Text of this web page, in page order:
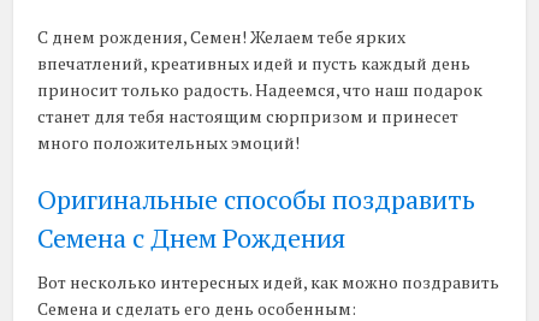
С днем рождения, Семен! Желаем тебе ярких
впечатлений, креативных идей и пусть каждый день
приносит только радость. Надеемся, что наш подарок
станет для тебя настоящим сюрпризом и принесет
много положительных эмоций!
Оригинальные способы поздравить
Семена с Днем Рождения
Вот несколько интересных идей, как можно поздравить
Семена и сделать его день особенным: